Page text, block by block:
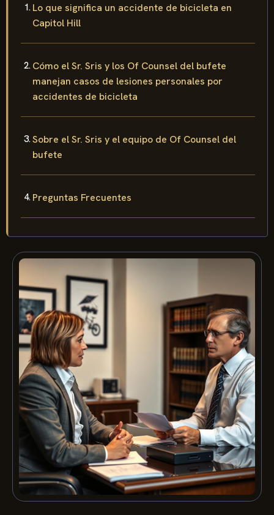
Lo que significa un accidente de bicicleta en
Capitol Hill
Cómo el Sr. Sris y los Of Counsel del bufete
manejan casos de lesiones personales por
accidentes de bicicleta
Sobre el Sr. Sris y el equipo de Of Counsel del
bufete
Preguntas Frecuentes